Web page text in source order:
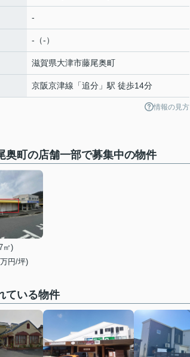
-
-（-）
滋賀県大津市藤尾奥町
京阪京津線 「追分 」駅 徒歩14分
情報の見方
奥町の店舗一部で募集中の物件
㎡)
円/坪)
ている物件